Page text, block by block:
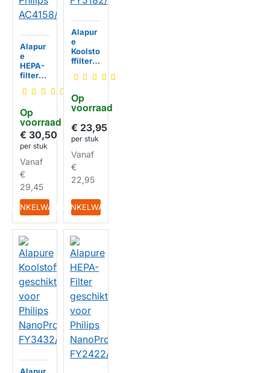
HUISMERK
Op
voorraad
Alapur
e
HEPA-
filter
kt voor
AC415
8/00
€ 30,50
per stuk
Vanaf
€
29,45
IN WINKELWAGEN
HUISMERK
Op
voorraad
Alapur
e
Koolsto
ffilter
kt voor
FY5182
/30
€ 23,95
per stuk
Vanaf
€
22,95
IN WINKELWAGEN